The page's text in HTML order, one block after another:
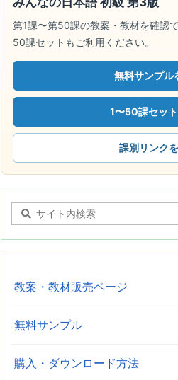
第1課〜第50課の教案・教材を確認
50課セットもご利用ください。
無料サンプル
1〜50課セッ
課別リンク
教案・教材販売ページ
無料サンプル
購入・ダウンロード方法